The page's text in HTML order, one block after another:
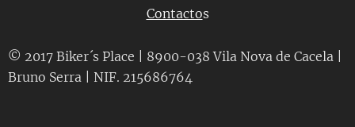
Contactos
© 2017 Biker´s Place | 8900-038 Vila Nova de Cacela |
Bruno Serra | NIF. 215686764